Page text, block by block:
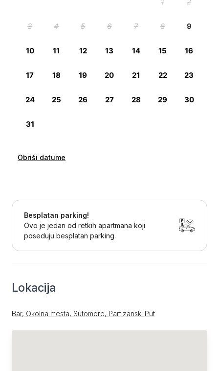
Obriši datume
Besplatan parking!
Ovo je jedan od retkih apartmana koji
poseduju besplatan parking.
Lokacija
Bar, Okolna mesta, Sutomore, Partizanski Put